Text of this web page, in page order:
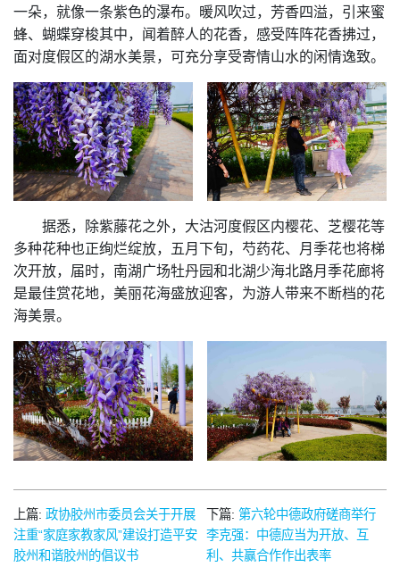
一朵，就像一条紫色的瀑布。暖风吹过，芳香四溢，引来蜜
蜂、蝴蝶穿梭其中，闻着醉人的花香，感受阵阵花香拂过，
面对度假区的湖水美景，可充分享受寄情山水的闲情逸致。
据悉，除紫藤花之外，大沽河度假区内樱花、芝樱花等
多种花种也正绚烂绽放，五月下旬，芍药花、月季花也将梯
次开放，届时，南湖广场牡丹园和北湖少海北路月季花廊将
是最佳赏花地，美丽花海盛放迎客，为游人带来不断档的花
海美景。
上篇: 政协胶州市委员会关于开展
注重“家庭家教家风”建设打造平安
胶州和谐胶州的倡议书
下篇: 第六轮中德政府磋商举行
李克强：中德应当为开放、互
利、共赢合作作出表率